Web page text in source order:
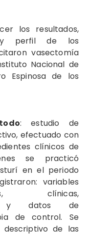
los resultados,
y perfil de los
vasectomía
Nacional de
Espinosa de los
: estudio de
efectuado con
clínicos de
se practicó
en el periodo
variables
clínicas,
y datos de
de control. Se
descriptivo de las